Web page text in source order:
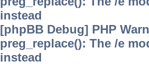
instead
[phpBB Debug] PHP
preg_replace(): The /e
instead